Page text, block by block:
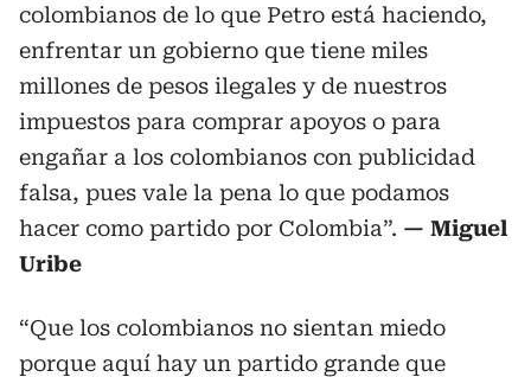
colombianos de lo que Petro está haciendo,
enfrentar un gobierno que tiene miles
millones de pesos ilegales y de nuestros
impuestos para comprar apoyos o para
engañar a los colombianos con publicidad
falsa, pues vale la pena lo que podamos
hacer como partido por Colombia”. — Miguel
Uribe
“Que los colombianos no sientan miedo
porque aquí hay un partido grande que